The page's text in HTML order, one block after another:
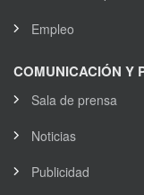
Empleo
COMUNICACIÓN Y
Sala de prensa
Noticias
Publicidad